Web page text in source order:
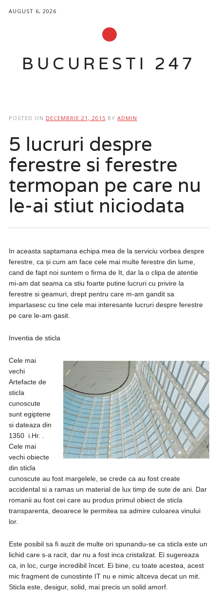
AUGUST 6, 2026
BUCURESTI 247
POSTED ON DECEMBRIE 21, 2015 BY ADMIN
5 lucruri despre
ferestre si ferestre
termopan pe care nu
le-ai stiut niciodata
In aceasta saptamana echipa mea de la serviciu vorbea despre
ferestre, ca și cum am face cele mai multe ferestre din lume,
cand de fapt noi suntem o firma de It, dar la o clipa de atentie
mi-am dat seama ca stiu foarte putine lucruri cu privire la
ferestre si geamuri, drept pentru care m-am gandit sa
impartasesc cu tine cele mai interesante lucruri despre ferestre
pe care le-am gasit.
Inventia de sticla
Cele mai
vechi
Artefacte de
sticla
cunoscute
sunt egiptene
si dateaza din
1350 i.Hr. .
Cele mai
vechi obiecte
din sticla
cunoscute au fost margelele, se crede ca au fost create
accidental si a ramas un material de lux timp de sute de ani. Dar
romanii au fost cei care au produs primul obiect de sticla
transparenta, deoarece le permitea sa admire culoarea vinului
lor.
Este posibil sa fi auzit de multe ori spunandu-se ca sticla este un
lichid care s-a racit, dar nu a fost inca cristalizat. Ei sugereaza
ca, in loc, curge incredibil încet. Ei bine, cu toate acestea, acest
mic fragment de cunostinte IT nu e nimic altceva decat un mit.
Sticla este, desigur, solid, mai precis un solid amorf.